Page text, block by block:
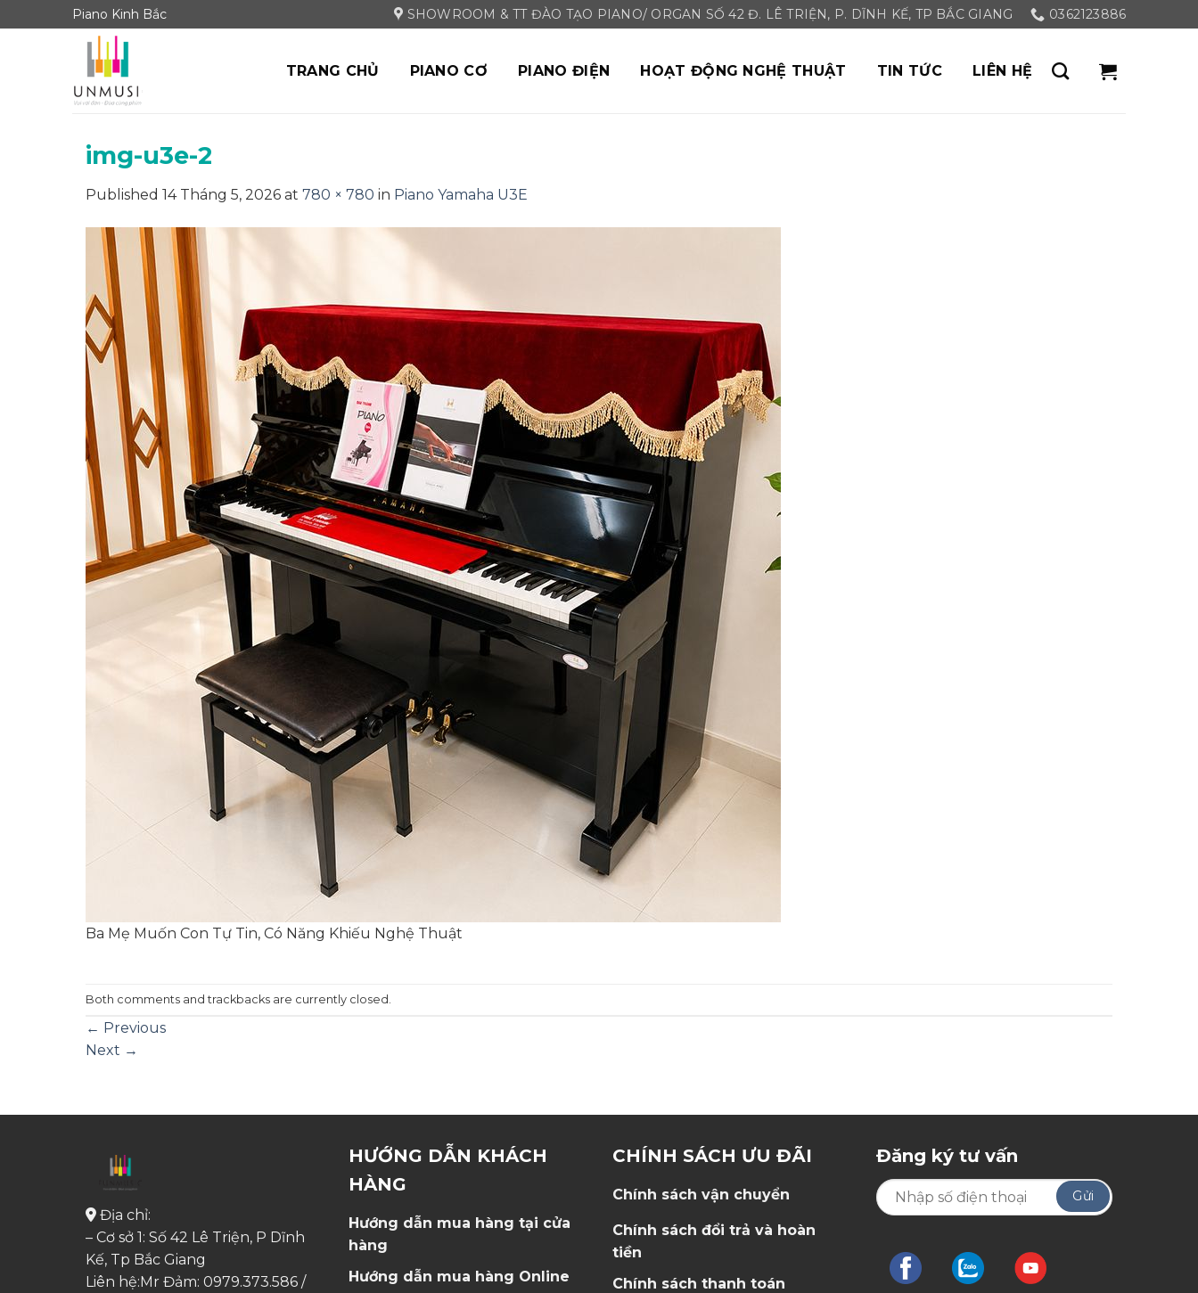
to
Piano Kinh Bắc SHOWROOM & TT ĐÀO TẠO PIANO/ ORGAN SỐ 42 Đ. LÊ TRIỆN, P. DĨNH KẾ, TP BẮC GIANG 0362123886
TRANG CHỦ PIANO CƠ PIANO ĐIỆN HOẠT ĐỘNG NGHỆ THUẬT TIN TỨC LIÊN HỆ
img-u3e-2
Published 14 Tháng 5, 2026at 780 × 780 in Piano Yamaha U3E
Ba Mẹ Muốn Con Tự Tin, Có Năng Khiếu Nghệ Thuật
Both comments and trackbacks are currently closed.
← Previous
Next →
Địa chỉ:
– Cơ sở 1: Số 42 Lê Triện, P Dĩnh
Kế, Tp Bắc Giang
Liên hệ:Mr Đảm: 0979.373.586 /
HƯỚNG DẪN KHÁCH
HÀNG
Hướng dẫn mua hàng tại cửa
hàng
Hướng dẫn mua hàng Online
CHÍNH SÁCH ƯU ĐÃI
Chính sách vận chuyển
Chính sách đổi trả và hoàn
tiền
Chính sách thanh toán
Đăng ký tư vấn